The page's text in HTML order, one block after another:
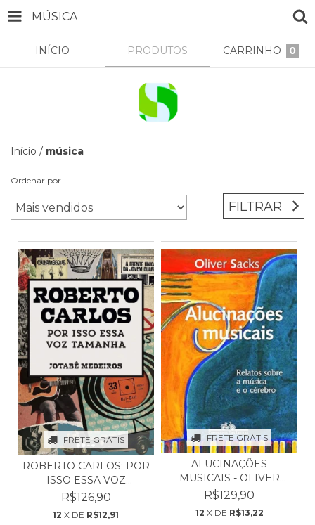
MÚSICA
INÍCIO PRODUTOS CARRINHO 0
Início / música
Ordenar por
FILTRAR
FRETE GRÁTIS
ROBERTO CARLOS: POR
ISSO ESSA VOZ
TAMANH...
R$126,90
12 X DE R$12,91
FRETE GRÁTIS
ALUCINAÇÕES
MUSICAIS - OLIVER
SACKS
R$129,90
12 X DE R$13,22